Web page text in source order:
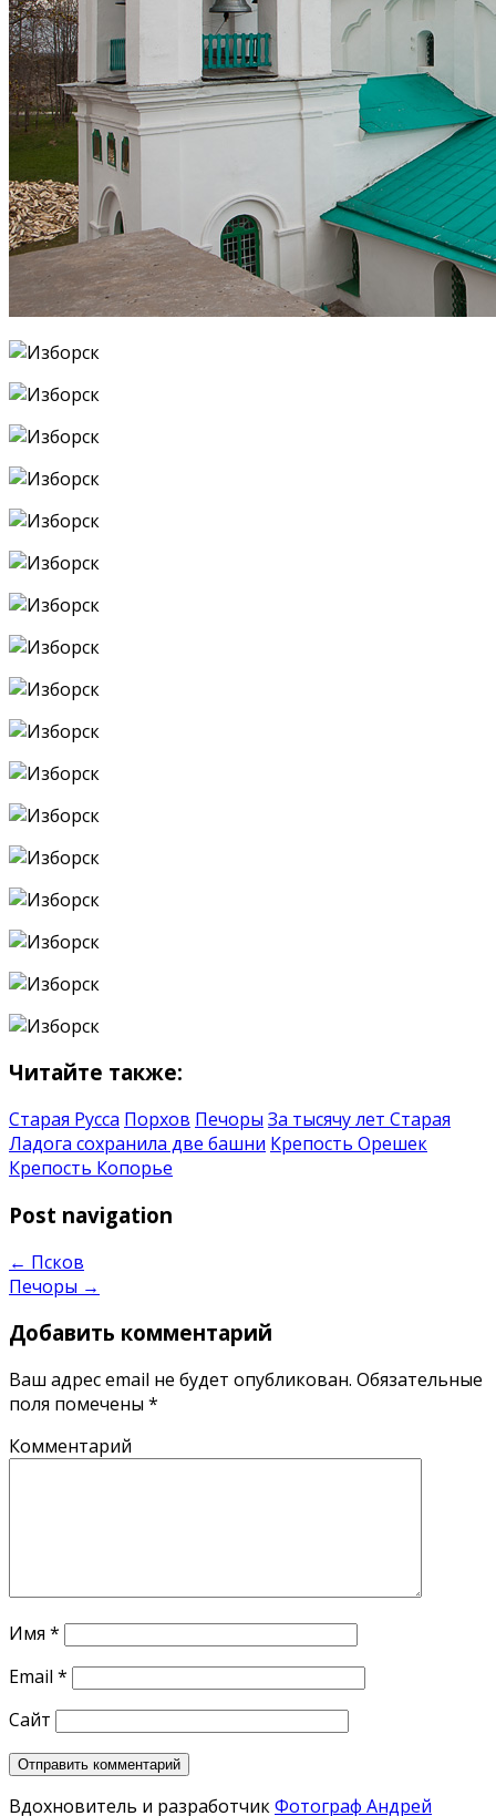
Читайте также:
Старая Русса Порхов Печоры За тысячу лет Старая
Ладога сохранила две башни Крепость Орешек
Крепость Копорье
Post navigation
← Псков
Печоры →
Добавить комментарий
Ваш адрес email не будет опубликован. Обязательные
поля помечены *
Комментарий
Имя *
Email *
Сайт
Вдохновитель и разработчикФотограф Андрей